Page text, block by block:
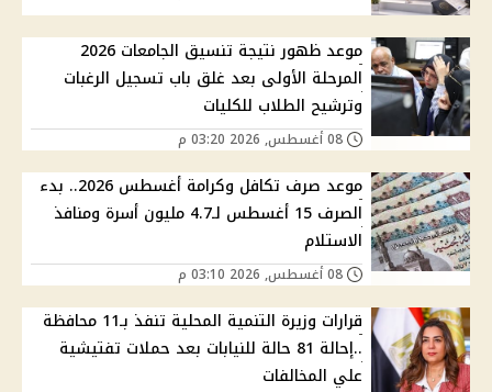
موعد ظهور نتيجة تنسيق الجامعات 2026
المرحلة الأولى بعد غلق باب تسجيل الرغبات
وترشيح الطلاب للكليات
موعد صرف تكافل وكرامة أغسطس 2026.. بدء
الصرف 15 أغسطس لـ4.7 مليون أسرة ومنافذ
الاستلام
قرارات وزيرة التنمية المحلية تنفذ بـ11 محافظة
..إحالة 81 حالة للنيابات بعد حملات تفتيشية
علي المخالفات